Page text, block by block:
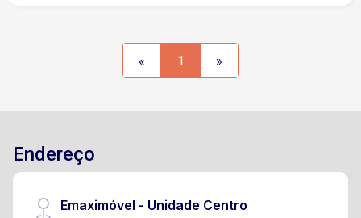
« 1 »
Endereço
Emaximóvel - Unidade Centro